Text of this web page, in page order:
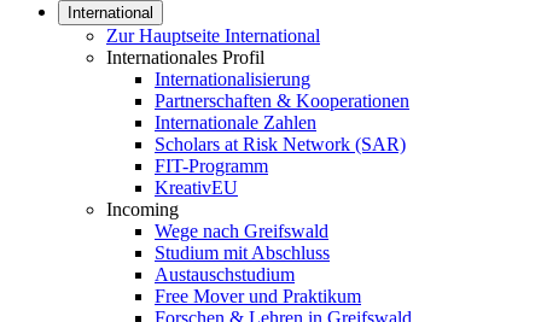
International
Zur Hauptseite International
Internationales Profil
Internationalisierung
Partnerschaften & Kooperationen
Internationale Zahlen
Scholars at Risk Network (SAR)
FIT-Programm
KreativEU
Incoming
Wege nach Greifswald
Studium mit Abschluss
Austauschstudium
Free Mover und Praktikum
Forschen & Lehren in Greifswald